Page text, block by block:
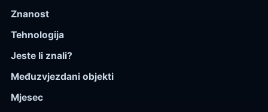
Znanost
Tehnologija
Jeste li znali?
Međuzvjezdani objekti
Mjesec